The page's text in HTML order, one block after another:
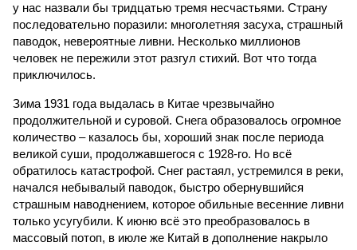
у нас назвали бы тридцатью тремя несчастьями. Страну
последовательно поразили: многолетняя засуха, страшный
паводок, невероятные ливни. Несколько миллионов
человек не пережили этот разгул стихий. Вот что тогда
приключилось.
Зима 1931 года выдалась в Китае чрезвычайно
продолжительной и суровой. Снега образовалось огромное
количество – казалось бы, хороший знак после периода
великой суши, продолжавшегося с 1928-го. Но всё
обратилось катастрофой. Снег растаял, устремился в реки,
начался небывалый паводок, быстро обернувшийся
страшным наводнением, которое обильные весенние ливни
только усугубили. К июню всё это преобразовалось в
массовый потоп, в июле же Китай в дополнение накрыло